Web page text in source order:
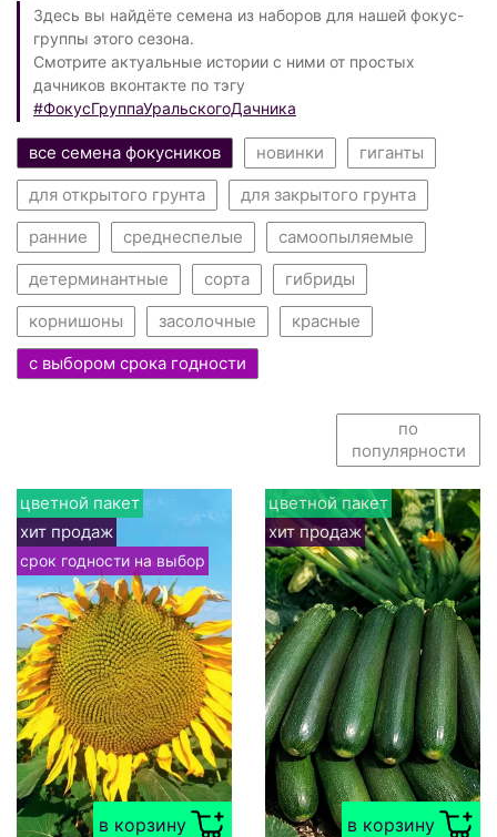
Здесь вы найдёте семена из наборов для нашей фокус-
группы этого сезона.
Смотрите актуальные истории с ними от простых
дачников вконтакте по тэгу
#ФокусГруппаУральскогоДачника
все семена фокусников новинки
гиганты
для открытого грунта
для закрытого грунта
ранние
среднеспелые
самоопыляемые
детерминантные
сорта
гибриды
корнишоны
засолочные
красные
с выбором срока годности
по
популярности
в корзину
цветной пакет
хит продаж
срок годности на выбор
в корзину
цветной пакет
хит продаж